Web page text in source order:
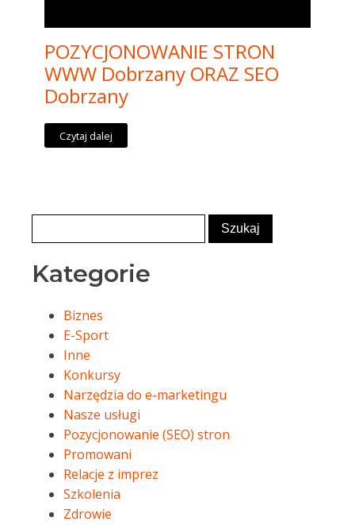
POZYCJONOWANIE STRON
WWW Dobrzany ORAZ SEO
Dobrzany
Czytaj dalej
Kategorie
Biznes
E-Sport
Inne
Konkursy
Narzędzia do e-marketingu
Nasze usługi
Pozycjonowanie (SEO) stron
Promowani
Relacje z imprez
Szkolenia
Zdrowie